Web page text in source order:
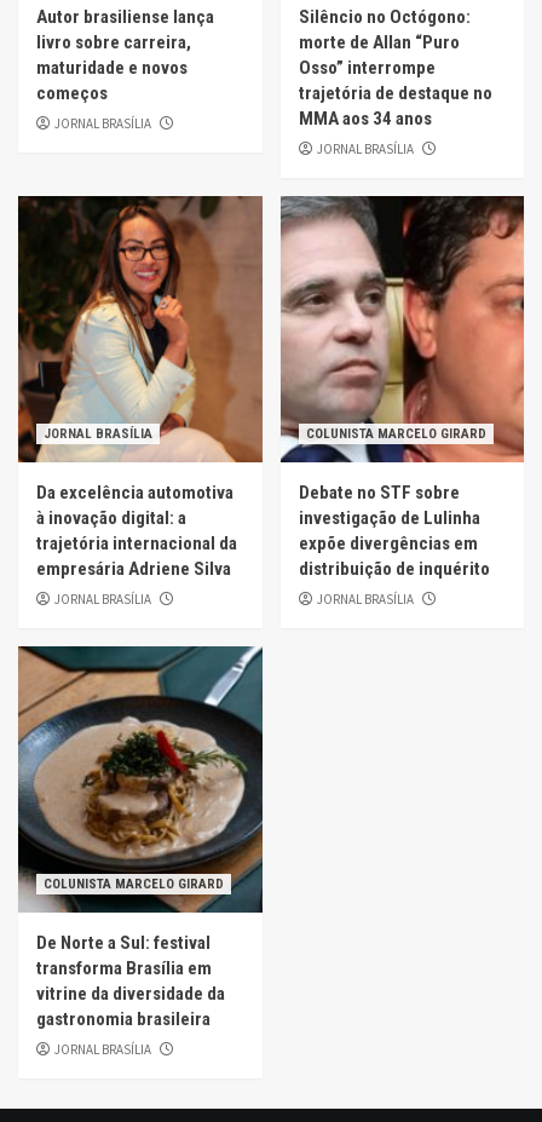
Autor brasiliense lança
livro sobre carreira,
maturidade e novos
começos
JORNAL BRASÍLIA
Silêncio no Octógono:
morte de Allan “Puro
Osso” interrompe
trajetória de destaque no
MMA aos 34 anos
JORNAL BRASÍLIA
JORNAL BRASÍLIA
Da excelência automotiva
à inovação digital: a
trajetória internacional da
empresária Adriene Silva
JORNAL BRASÍLIA
COLUNISTA MARCELO GIRARD
Debate no STF sobre
investigação de Lulinha
expõe divergências em
distribuição de inquérito
JORNAL BRASÍLIA
COLUNISTA MARCELO GIRARD
De Norte a Sul: festival
transforma Brasília em
vitrine da diversidade da
gastronomia brasileira
JORNAL BRASÍLIA